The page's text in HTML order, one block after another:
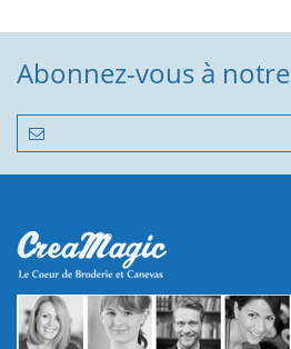
Abonnez-vous à notre